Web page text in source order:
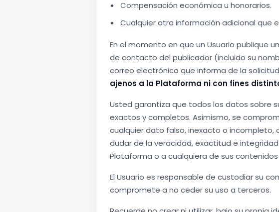
Compensación económica u honorarios.
Cualquier otra información adicional que
En el momento en que un Usuario publique
de contacto del publicador (incluido su
correo electrónico que informa de la
ajenos a la Plataforma ni con fines
Usted garantiza que todos los datos sobre
exactos y completos. Asimismo, se
cualquier dato falso, inexacto o incompleto,
dudar de la veracidad, exactitud e
Plataforma o a cualquiera de sus
El Usuario es responsable de custodiar su
compromete a no ceder su uso a terceros.